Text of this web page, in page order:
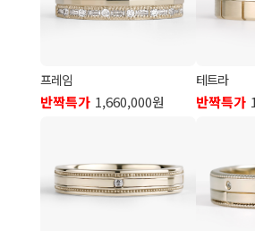
프레임
반짝특가 1,660,000원
테트라
반짝특가